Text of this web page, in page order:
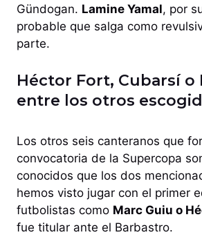
Gündogan. Lamine Yamal, por
probable que salga como
parte.
Héctor Fort, Cubarsí o
entre los otros
Los otros seis canteranos que
convocatoria de la Supercopa
conocidos que los dos
hemos visto jugar con el primer
futbolistas como Marc Guiu o
fue titular ante el Barbastro.